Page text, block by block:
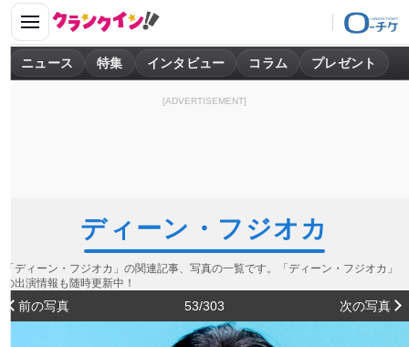
ニュース 特集 インタビュー コラム プレゼント
[ADVERTISEMENT]
ディーン・フジオカ
「ディーン・フジオカ」の関連記事、写真の一覧です。「ディーン・フジオカ」
の出演情報も随時更新中！
前の写真 53/303 次の写真